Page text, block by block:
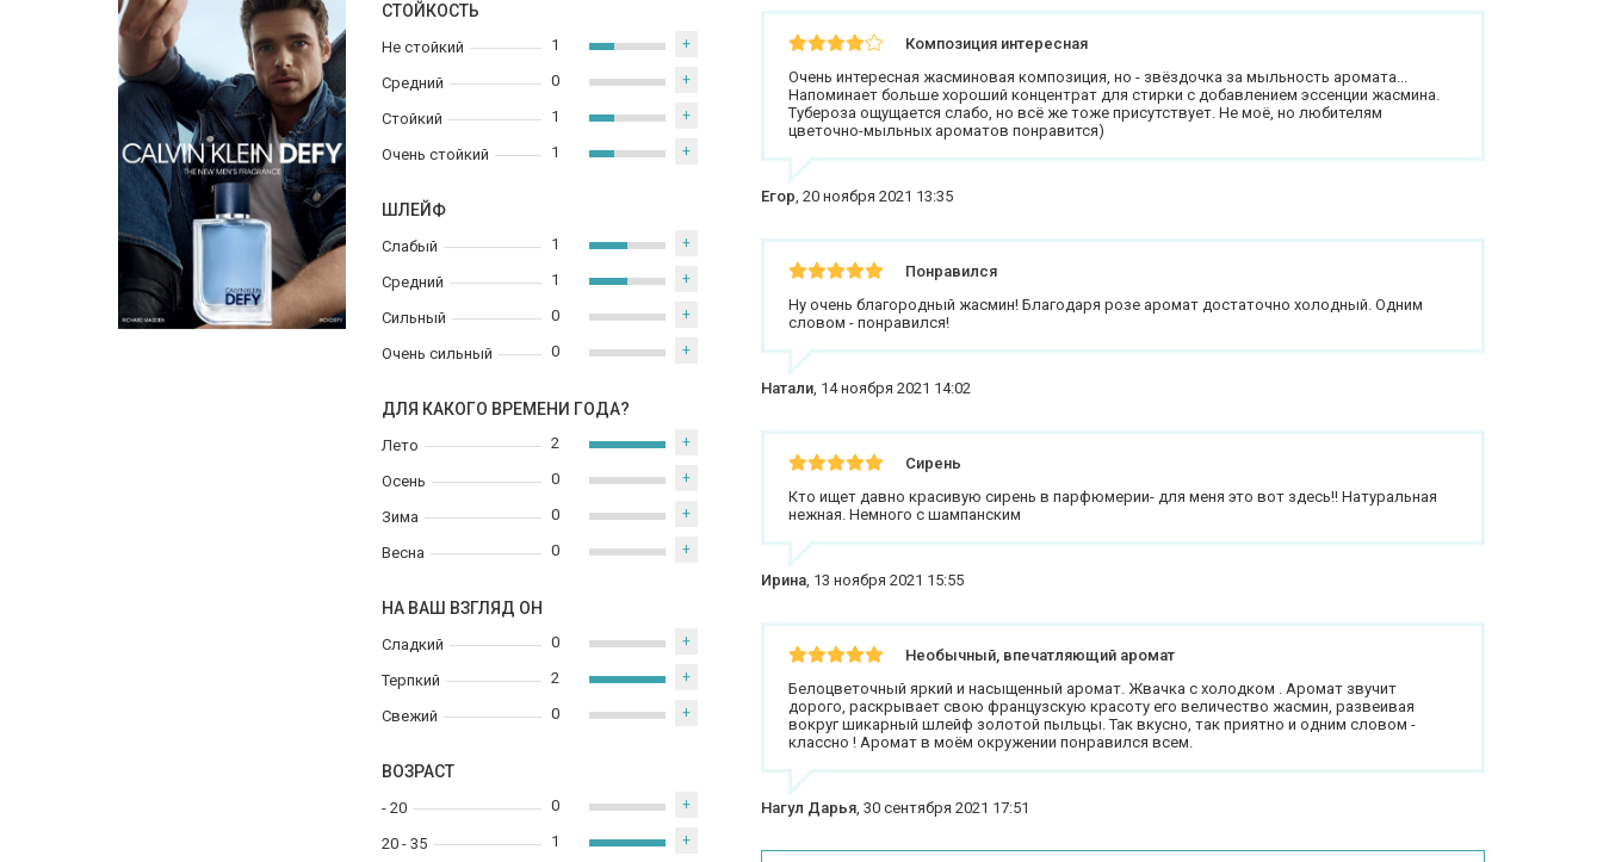
СТОЙКОСТЬ
Не стойкий
Средний
Стойкий
Очень стойкий
1 +
0 +
1 +
1 +
ШЛЕЙФ
Слабый
Средний
Сильный
Очень сильный
1 +
1 +
0 +
0 +
ДЛЯ КАКОГО ВРЕМЕНИ ГОДА?
Лето
Осень
Зима
Весна
2 +
0 +
0 +
0 +
НА ВАШ ВЗГЛЯД ОН
Сладкий
Терпкий
Свежий
0 +
2 +
0 +
ВОЗРАСТ
- 20
20 - 35
0 +
1 +
Композиция интересная
Очень интересная жасминовая композиция, но - звёздочка за мыльность аромата...
Напоминает больше хороший концентрат для стирки с добавлением эссенции жасмина.
Тубероза ощущается слабо, но всё же тоже присутствует. Не моё, но любителям
цветочно-мыльных ароматов понравится)
Егор,20 ноября 2021 13:35
Понравился
Ну очень благородный жасмин! Благодаря розе аромат достаточно холодный. Одним
словом - понравился!
Натали, 14 ноября 2021 14:02
Сирень
Кто ищет давно красивую сирень в парфюмерии- для меня это вот здесь!! Натуральная
нежная. Немного с шампанским
Ирина, 13 ноября 2021 15:55
Необычный, впечатляющий аромат
Белоцветочный яркий и насыщенный аромат. Жвачка с холодком . Аромат звучит
дорого, раскрывает свою французскую красоту его величество жасмин, развеивая
вокруг шикарный шлейф золотой пыльцы. Так вкусно, так приятно и одним словом -
классно ! Аромат в моём окружении понравился всем.
Нагул Дарья,30 сентября 2021 17:51